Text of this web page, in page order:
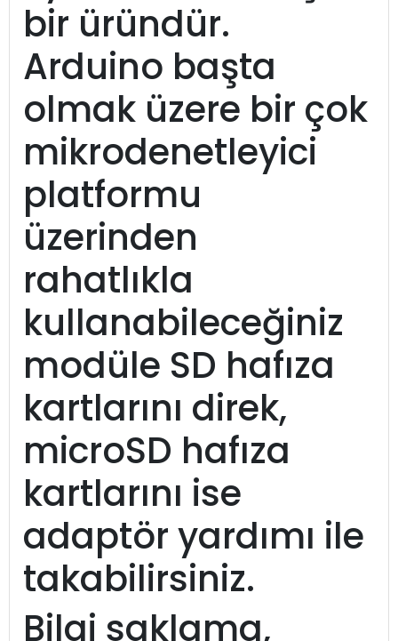
bir üründür.
Arduino başta
olmak üzere bir çok
mikrodenetleyici
platformu
üzerinden
rahatlıkla
kullanabileceğiniz
modüle SD hafıza
kartlarını direk,
microSD hafıza
kartlarını ise
adaptör yardımı ile
takabilirsiniz.
Bilgi saklama,